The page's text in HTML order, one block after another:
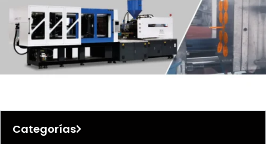
Categorías